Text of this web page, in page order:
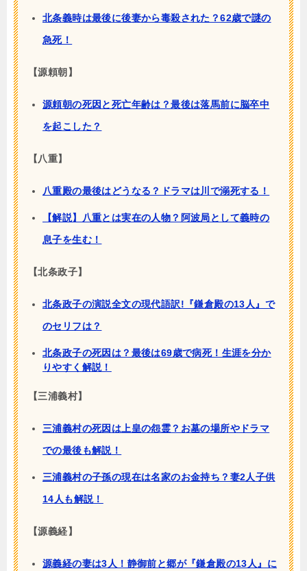
北条義時は最後に後妻から毒殺された？62歳で謎の
急死！
【源頼朝】
源頼朝の死因と死亡年齢は？最後は落馬前に脳卒中
を起こした？
【八重】
八重殿の最後はどうなる？ドラマは川で溺死する！
【解説】八重とは実在の人物？阿波局として義時の
息子を生む！
【北条政子】
北条政子の演説全文の現代語訳!『鎌倉殿の13人』で
のセリフは？
北条政子の死因は？最後は69歳で病死！生涯を分か
りやすく解説！
【三浦義村】
三浦義村の死因は上皇の怨霊？お墓の場所やドラマ
での最後も解説！
三浦義村の子孫の現在は名家のお金持ち？妻2人子供
14人も解説！
【源義経】
源義経の妻は3人！静御前と郷が『鎌倉殿の13人』に